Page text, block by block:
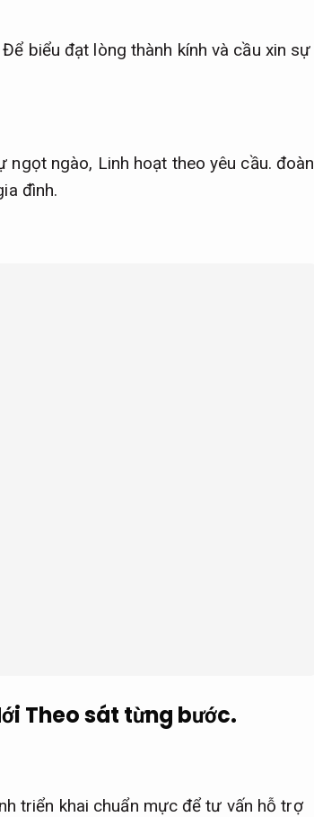
Để biểu đạt lòng thành kính và cầu xin sự
ngọt ngào, Linh hoạt theo yêu cầu. đoàn
đình.
Theo sát từng bước.
triển khai chuẩn mực để tư vấn hỗ trợ